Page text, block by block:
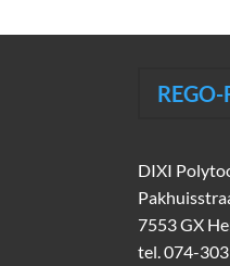
DIXI
7553 GX
tel. 074-